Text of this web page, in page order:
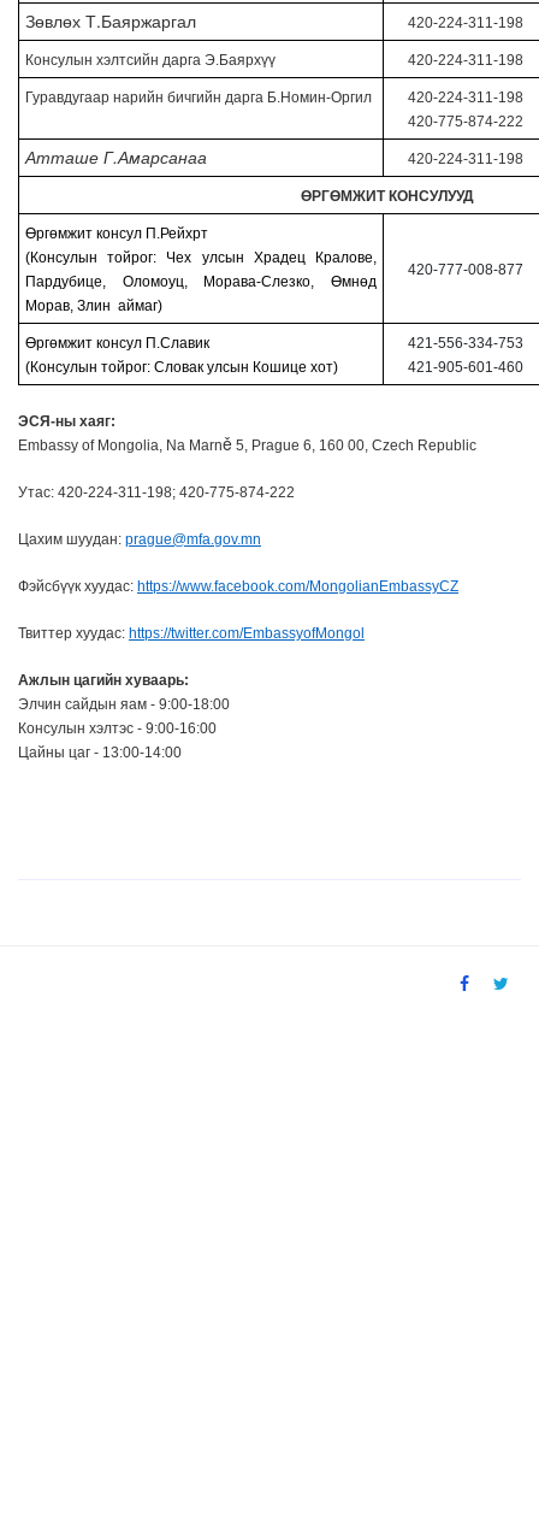
Зөвлөх Т.Баяржаргал 420-224-311-198
Консулын хэлтсийн дарга Э.Баярхүү 420-224-311-198
Гуравдугаар нарийн бичгийн дарга Б.Номин-Оргил
420-224-311-198
420-775-874-222
Атташе Г.Амарсанаа 420-224-311-198
ӨРГӨМЖИТ КОНСУЛУУД
Өргөмжит консул П.Рейхрт
(Консулын тойрог: Чех улсын
Храдец Кралове,
Пардубице, Оломоуц, Морава-Слезко, Өмнөд
Морав, Злин аймаг)
420-777-008-877
Өргөмжит консул П.Славик
(Консулын тойрог: Словак улсын Кошице хот)
421-556-334-753
421-905-601-460
ЭСЯ-ны хаяг:
Embassy of Mongolia, Na Marně 5, Prague 6, 160 00, Czech Republic
Утас: 420-224-311-198; 420-775-874-222
Цахим шуудан: prague@mfa.gov.mn
Фэйсбүүк хуудас: https://www.facebook.com/MongolianEmbassyCZ
Твиттер хуудас: https://twitter.com/EmbassyofMongol
Ажлын цагийн хуваарь:
Элчин сайдын яам - 9:00-18:00
Консулын хэлтэс - 9:00-16:00
Цайны цаг - 13:00-14:00